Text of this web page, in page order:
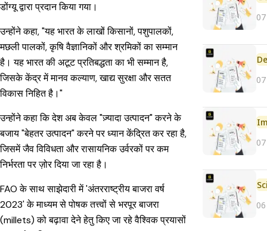
डोंग्यू द्वारा प्रदान किया गया।
उन्होंने कहा, "यह भारत के लाखों किसानों, पशुपालकों,
मछली पालकों, कृषि वैज्ञानिकों और श्रमिकों का सम्मान
है। यह भारत की अटूट प्रतिबद्धता का भी सम्मान है,
जिसके केंद्र में मानव कल्याण, खाद्य सुरक्षा और सतत
विकास निहित है।"
उन्होंने कहा कि देश अब केवल "ज़्यादा उत्पादन" करने के
बजाय "बेहतर उत्पादन" करने पर ध्यान केंद्रित कर रहा है,
जिसमें जैव विविधता और रासायनिक उर्वरकों पर कम
निर्भरता पर ज़ोर दिया जा रहा है।
FAO के साथ साझेदारी में 'अंतरराष्ट्रीय बाजरा वर्ष
2023' के माध्यम से पोषक तत्त्वों से भरपूर बाजरा
(millets) को बढ़ावा देने हेतु किए जा रहे वैश्विक प्रयासों